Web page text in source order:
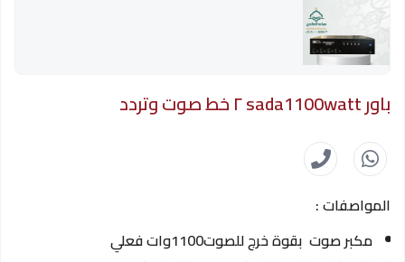
باور sada1100watt ٢ خط صوت وتردد
المواصفات :
مكبر صوت بقوة خرج للصوت1100وات فعلي